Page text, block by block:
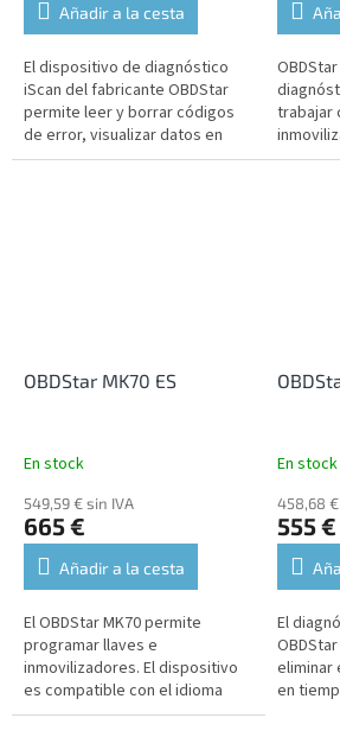
Añadir a la cesta
El dispositivo de diagnóstico
iScan del fabricante OBDStar
permite leer y borrar códigos
de error, visualizar datos en
tiempo real, realizar funciones
trabajar
con
OBDStar MK70 ES
En stock
549,59 € sin IVA
665 €
Añadir a la cesta
El OBDStar MK70 permite
programar llaves e
inmovilizadores. El dispositivo
es compatible con el idioma
español.
En stock
458,68
555 €
El
eliminar
en